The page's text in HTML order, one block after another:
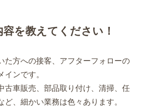
を教えてください！
た方への接客、アフターフォローの
インです。
古車販売、部品取り付け、清掃、任
ど、細かい業務は色々あります。